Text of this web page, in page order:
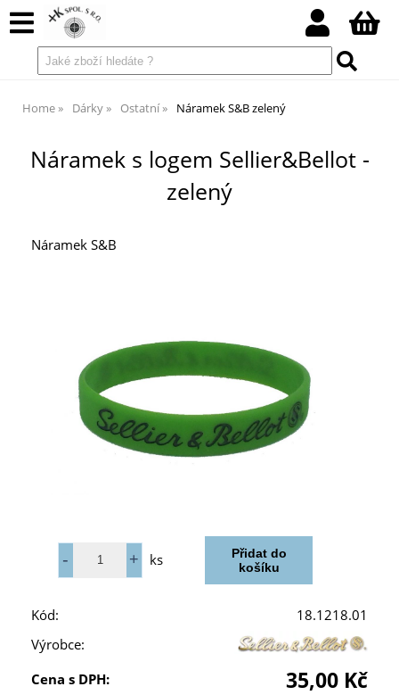
Home Dárky Ostatní Náramek S&B zelený
Náramek s logem Sellier&Bellot -
zelený
Náramek S&B
ks
Kód:
18.1218.01
Výrobce:
Cena s DPH:
35,00 Kč